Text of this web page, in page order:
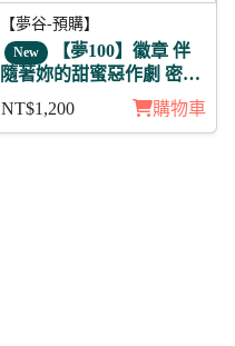
【夢谷-預購】
New 【夢100】徽章 伴
隨著妳的甜蜜惡作劇 密利
NT$1,200 購物車